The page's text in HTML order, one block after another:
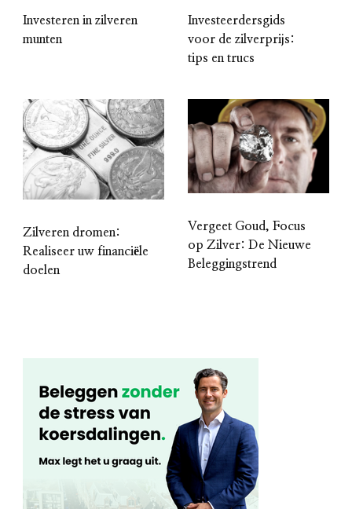
Investeren in zilveren
munten
Investeerdersgids
voor de zilverprijs:
tips en trucs
Zilveren dromen:
Realiseer uw financiële
doelen
Vergeet Goud, Focus
op Zilver: De Nieuwe
Beleggingstrend